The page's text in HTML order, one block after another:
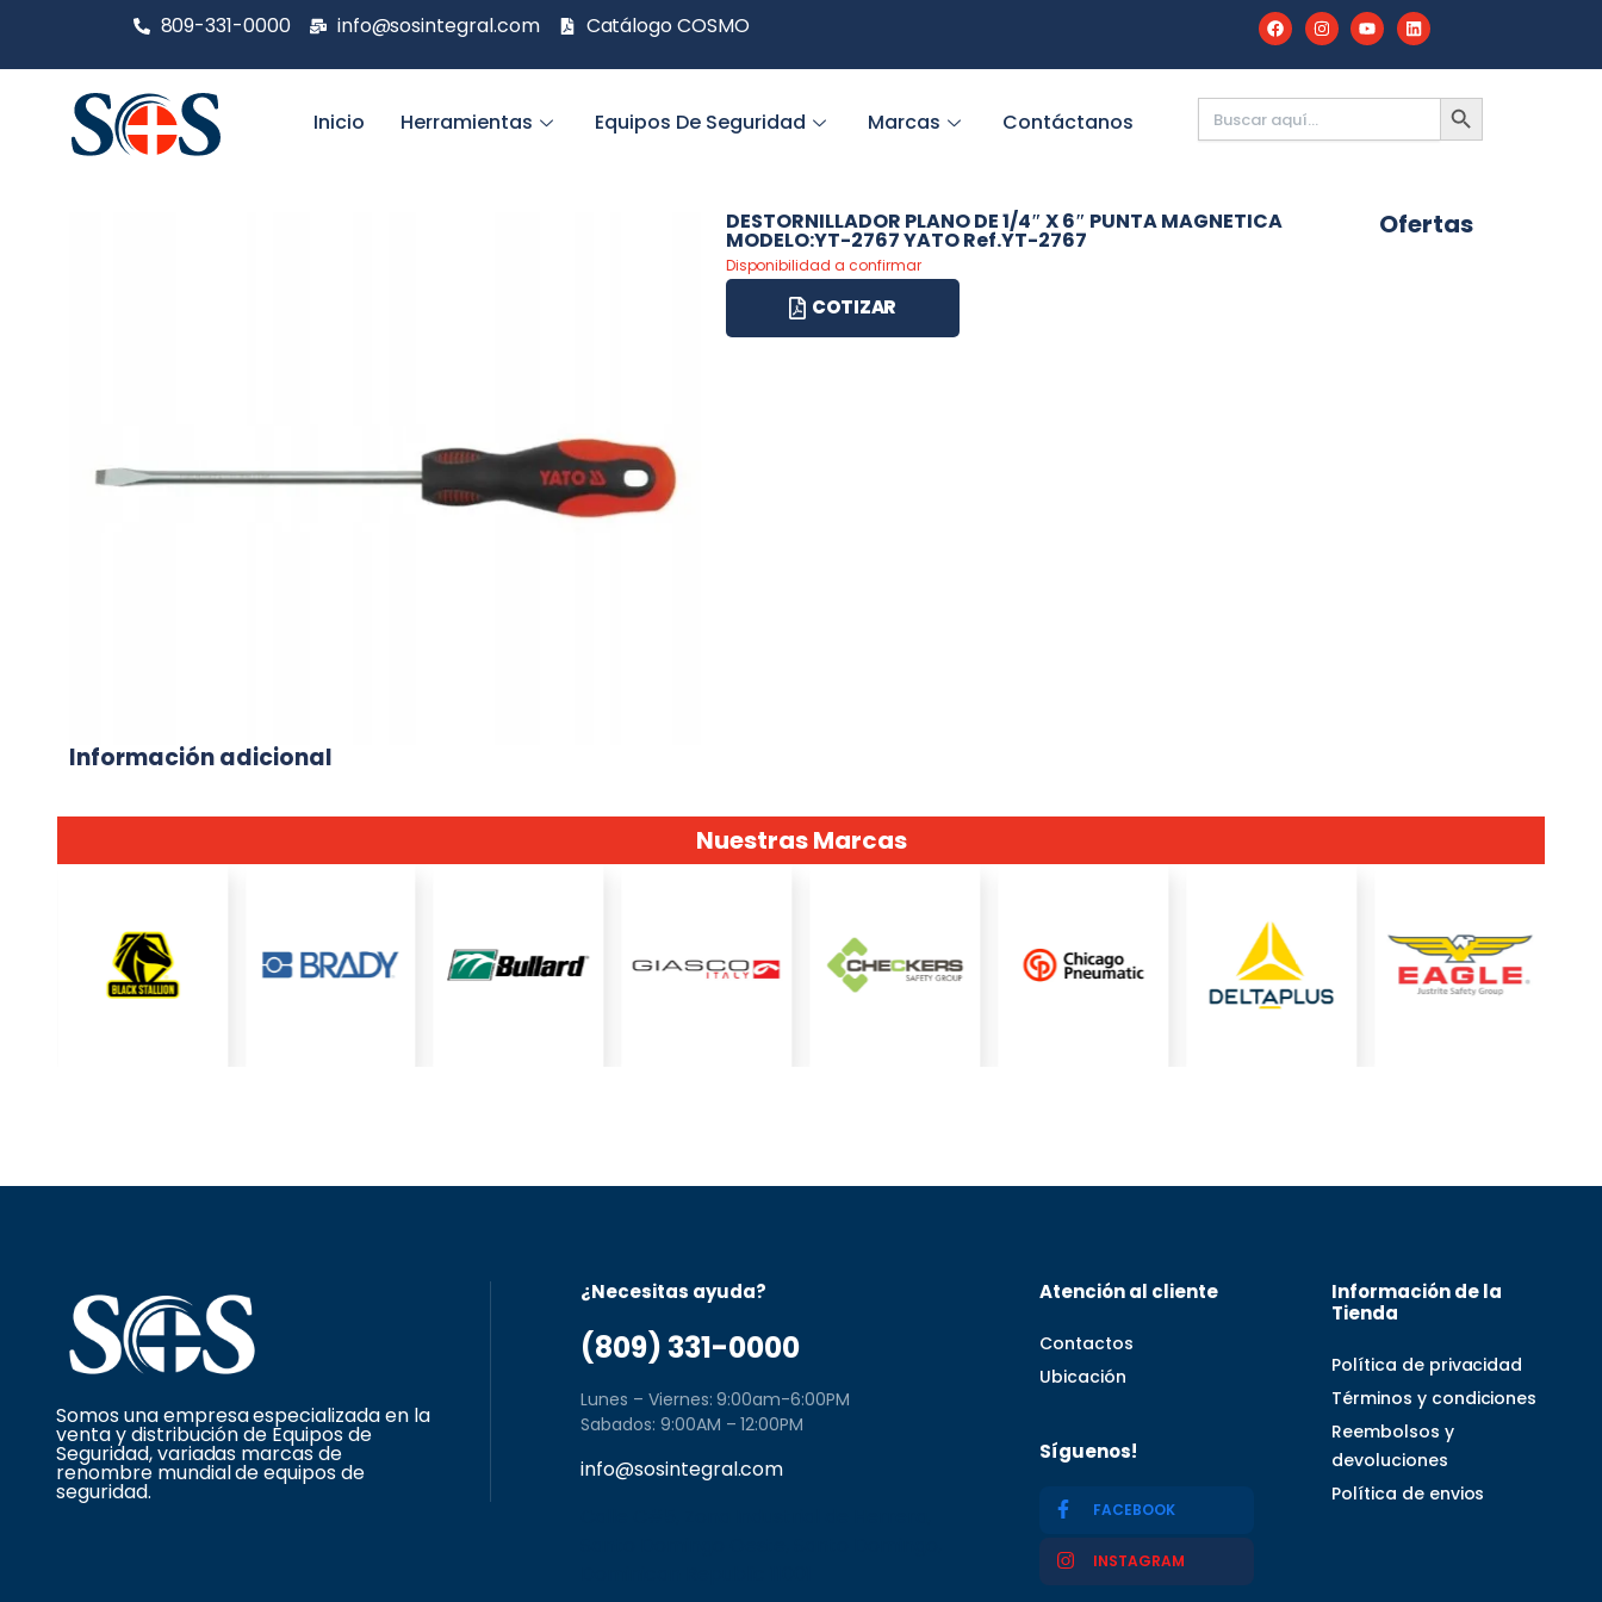
809-331-0000 info@sosintegral.com Catálogo COSMO
Inicio Herramientas Equipos De Seguridad Marcas Contáctanos
Buscar: BOTÓN
DE
BÚSQUEDA
Información adicional
DESTORNILLADOR PLANO DE 1/4″ X 6″ PUNTA MAGNETICA
MODELO:YT-2767 YATO Ref.YT-2767
Disponibilidad a confirmar
COTIZAR
Ofertas
Nuestras Marcas
Somos una empresa especializada en la
venta y distribución de Equipos de
Seguridad, variadas marcas de
renombre mundial de equipos de
seguridad.
¿Necesitas ayuda?
(809) 331-0000
Lunes – Viernes: 9:00am-6:00PM
Sabados: 9:00AM – 12:00PM
info@sosintegral.com
Atención al cliente
Contactos
Ubicación
Síguenos!
FACEBOOK
INSTAGRAM
Información de la
Tienda
Política de privacidad
Términos y condiciones
Reembolsos y
devoluciones
Política de envios